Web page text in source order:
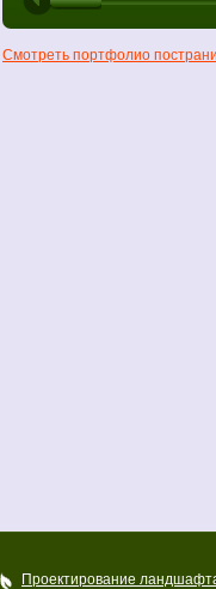
Смотреть портфолио
Проектирование